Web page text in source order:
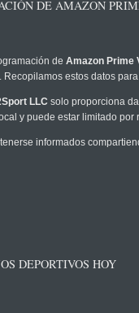
DE AMAZON
de Amazon Prime
Recopilamos estos datos
LLC solo proporciona
y puede estar limitado
informados
DEPORTIVOS HOY